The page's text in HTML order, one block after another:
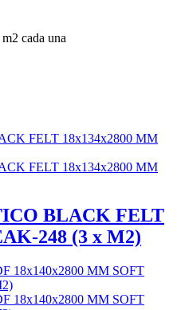
cada una
BLACK FELT
248 (3 x M2)